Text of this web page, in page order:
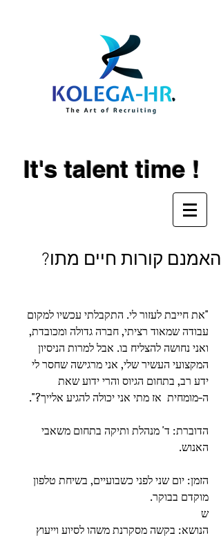
It's talent time !
האמנם קורות חיים מתו?
"את חייבת לעזור לי. התקבלתי עכשיו למקום
עבודה שמאוד רציתי, חברה גדולה ומכובדת,
ואני נחושה להצליח בו. אבל למרות הניסיון
המקצועי העשיר שלי, אני מרגישה שחסר לי
ידע רב, בתחום הגיוס והרי ידוע שאת
ה-מומחית  אז מתי אני יכולה להגיע אלייך?".
הדוברת: ד' מנהלת ותיקה בתחום משאבי
האנוש.
הזמן: יום שני לפני כשבועיים, בשיחת טלפון
מוקדם בבוקר.
ש
הנושא: בקשה מסקרנת משהו לסיוע וייעוץ